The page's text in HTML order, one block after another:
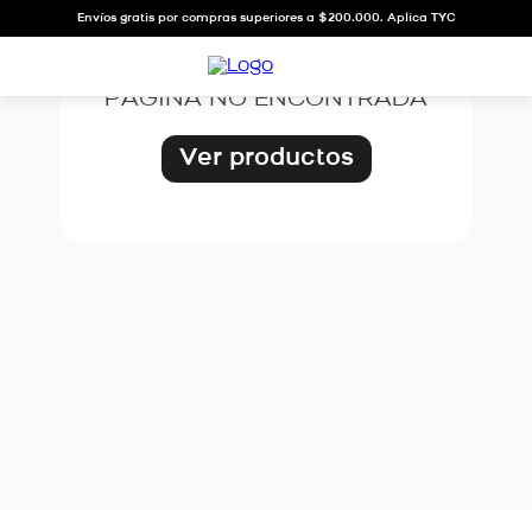
Envíos gratis por compras superiores a $200.000. Aplica TYC
OOPS!
PÁGINA NO ENCONTRADA
Ver productos